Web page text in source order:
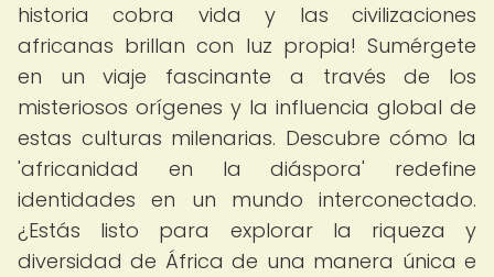
historia cobra vida y las civilizaciones
africanas brillan con luz propia! Sumérgete
en un viaje fascinante a través de los
misteriosos orígenes y la influencia global de
estas culturas milenarias. Descubre cómo la
'africanidad en la diáspora' redefine
identidades en un mundo interconectado.
¿Estás listo para explorar la riqueza y
diversidad de África de una manera única e